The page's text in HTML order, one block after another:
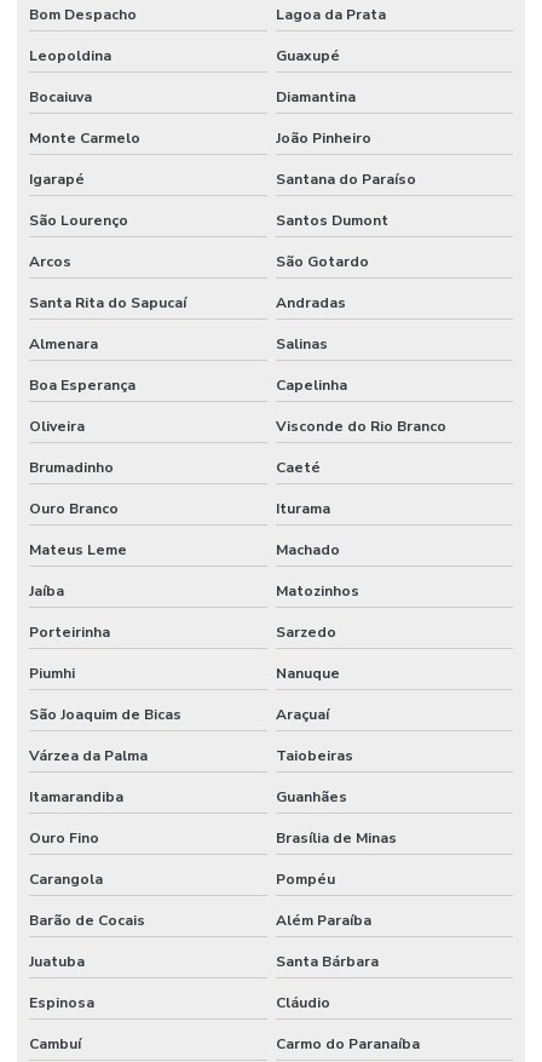
Bom Despacho Lagoa da Prata
Leopoldina Guaxupé
Bocaiuva Diamantina
Monte Carmelo João Pinheiro
Igarapé Santana do Paraíso
São Lourenço Santos Dumont
Arcos São Gotardo
Santa Rita do Sapucaí Andradas
Almenara Salinas
Boa Esperança Capelinha
Oliveira Visconde do Rio Branco
Brumadinho Caeté
Ouro Branco Iturama
Mateus Leme Machado
Jaíba Matozinhos
Porteirinha Sarzedo
Piumhi Nanuque
São Joaquim de Bicas Araçuaí
Várzea da Palma Taiobeiras
Itamarandiba Guanhães
Ouro Fino Brasília de Minas
Carangola Pompéu
Barão de Cocais Além Paraíba
Juatuba Santa Bárbara
Espinosa Cláudio
Cambuí Carmo do Paranaíba